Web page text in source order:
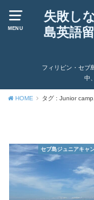
MENU
失敗し
島英語
フィリピン・セブ
中
HOME タグ : Junior camp.
セブ島ジュニアキャ